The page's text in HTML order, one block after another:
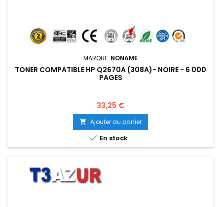
MARQUE: NONAME
TONER COMPATIBLE HP Q2670A (308A)- NOIRE - 6 000
PAGES
Prix
33,25 €
 Ajouter au panier
 En stock